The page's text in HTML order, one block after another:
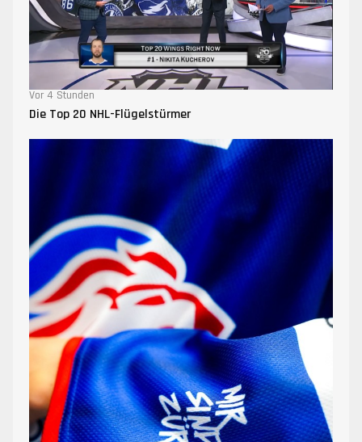
Vor 4 Stunden
Die Top 20 NHL-Flügelstürmer